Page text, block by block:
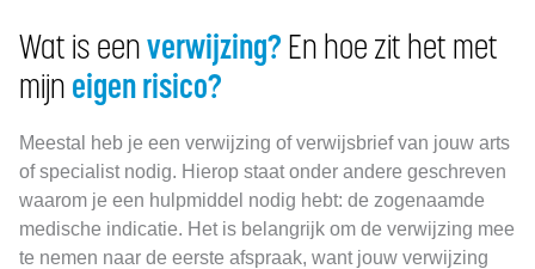
Wat is een verwijzing? En hoe zit het met
mijn eigen risico?
Meestal heb je een verwijzing of verwijsbrief van jouw arts
of specialist nodig. Hierop staat onder andere geschreven
waarom je een hulpmiddel nodig hebt: de zogenaamde
medische indicatie. Het is belangrijk om de verwijzing mee
te nemen naar de eerste afspraak, want jouw verwijzing